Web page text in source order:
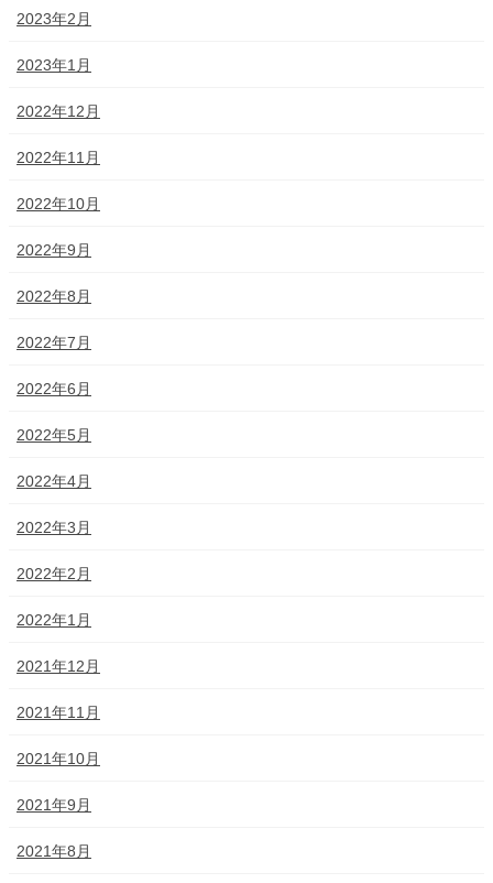
2023年2月
2023年1月
2022年12月
2022年11月
2022年10月
2022年9月
2022年8月
2022年7月
2022年6月
2022年5月
2022年4月
2022年3月
2022年2月
2022年1月
2021年12月
2021年11月
2021年10月
2021年9月
2021年8月